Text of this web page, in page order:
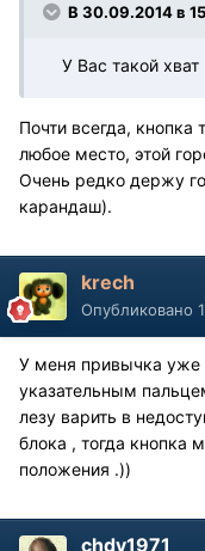
В 30.09.2014 в
У Вас такой хват
Почти всегда,
любое место, этой
Очень редко держу
карандаш).
krech
Опубликовано
У меня привычка уже
указательным
лезу варить в
блока , тогда кнопка
положения .))
chdv1971